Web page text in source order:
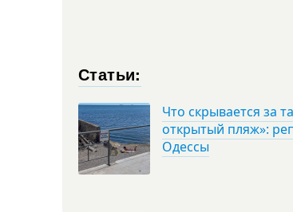
Статьи:
Что скрывается за
открытый пляж»:
Одессы